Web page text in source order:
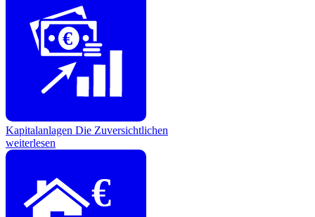
€
Kapitalanlagen Die Zuversichtlichen
weiterlesen
€